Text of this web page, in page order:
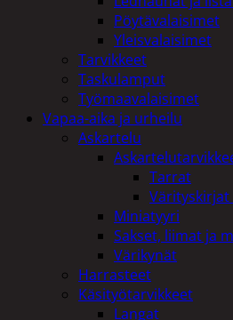
Pöytävalaisimet
Yleisvalaisimet
Tarvikkeet
Taskulamput
Työmaavalaisimet
Vapaa-aika ja urheilu
Askartelu
Tarrat
Miniatyyri
Sakset, liimat ja
Värikynät
Harrasteet
Käsityötarvikkeet
Langat